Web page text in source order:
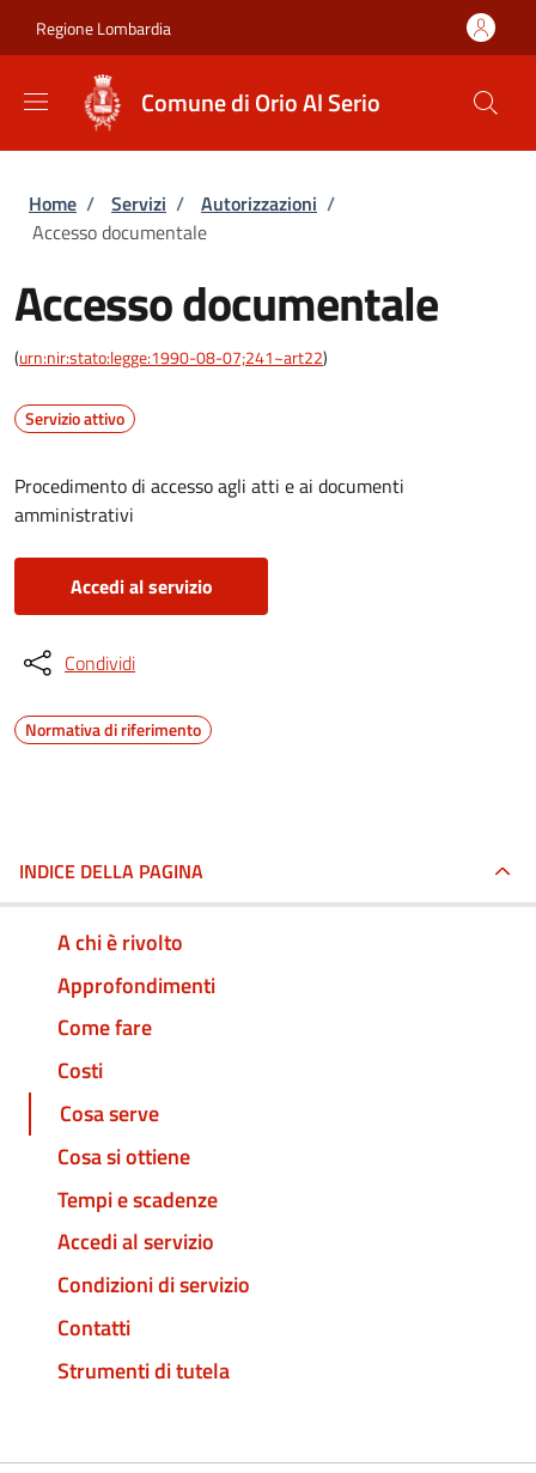
Regione Lombardia
Comune di Orio Al Serio
Briciole di pane
Home / Servizi / Autorizzazioni /
Accesso documentale
Accesso documentale
(urn:nir:stato:legge:1990-08-07;241~art22)
Servizio attivo
Procedimento di accesso agli atti e ai documenti
amministrativi
Accedi al servizio
Condividi
Normativa di riferimento
INDICE DELLA PAGINA
A chi è rivolto
Approfondimenti
Come fare
Costi
Cosa serve
Cosa si ottiene
Tempi e scadenze
Accedi al servizio
Condizioni di servizio
Contatti
Strumenti di tutela